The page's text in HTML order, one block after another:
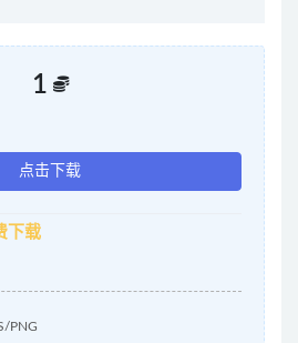
1
点击下载
下载
PNG